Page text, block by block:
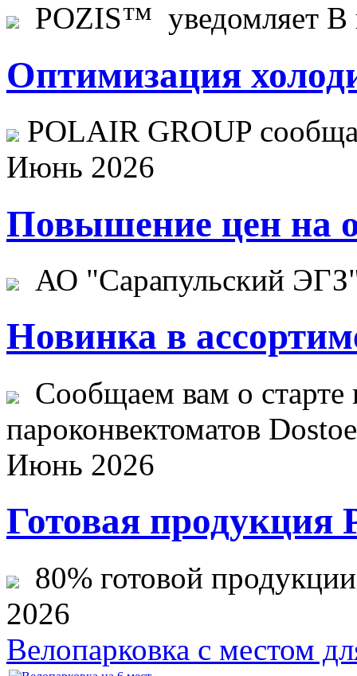
POZIS™ уведомляет В
Оптимизация
POLAIR GROUP
Июнь 2026
Повышение цен на
АО "Сарапульский
Новинка в
Сообщаем вам о старте
пароконвектоматов
Июнь 2026
Готовая продукция
80% готовой
2026
Велопарковка с местом